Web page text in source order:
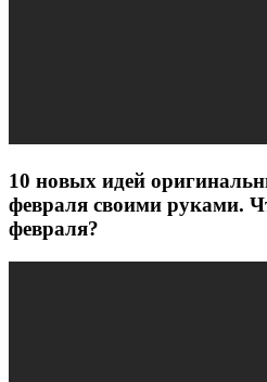
10 новых идей
февраля своими руками.
февраля?